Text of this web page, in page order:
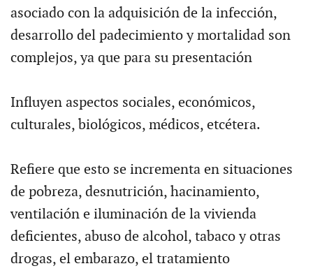
asociado con la adquisición de la infección,
desarrollo del padecimiento y mortalidad son
complejos, ya que para su presentación
Influyen aspectos sociales, económicos,
culturales, biológicos, médicos, etcétera.
Refiere que esto se incrementa en situaciones
de pobreza, desnutrición, hacinamiento,
ventilación e iluminación de la vivienda
deficientes, abuso de alcohol, tabaco y otras
drogas, el embarazo, el tratamiento